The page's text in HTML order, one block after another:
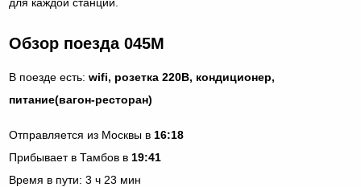
для каждой станции.
Обзор поезда 045М
В поезде есть:wifi, розетка 220В, кондиционер,
питание(вагон-ресторан)
Отправляется из Москвы в 16:18
Прибывает в Тамбов в 19:41
Время в пути: 3 ч 23 мин